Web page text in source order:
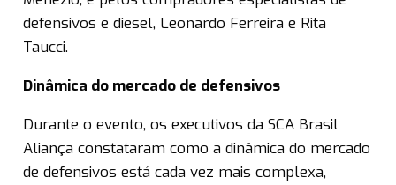
defensivos e diesel, Leonardo Ferreira e Rita
Taucci.
Dinâmica do mercado de defensivos
Durante o evento, os executivos da SCA Brasil
Aliança constataram como a dinâmica do mercado
de defensivos está cada vez mais complexa,